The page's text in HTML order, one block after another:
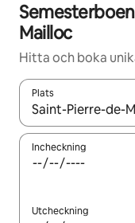
Mailloc
Hitta och boka
Plats
När resultaten är
Incheckning
Utcheckning